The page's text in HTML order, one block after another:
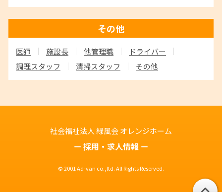
その他
医師 施設長 他管理職
ドライバー
調理スタッフ
清掃スタッフ その他
社会福祉法人 緑風会オレンジホーム
採用・求人情報
© 2001 Ad-van co.,ltd. All Rights Reserved.